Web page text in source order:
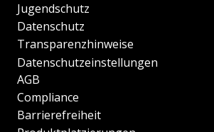
Jugendschutz
Datenschutz
Transparenzhinweise
Datenschutzeinstellungen
AGB
Compliance
Barrierefreiheit